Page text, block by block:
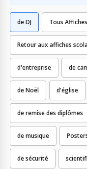
Tous Affiches
Retour aux affiches
d'entreprise de
de Noël d'église
de DJ
de remise des diplômes
de musique
de sécurité